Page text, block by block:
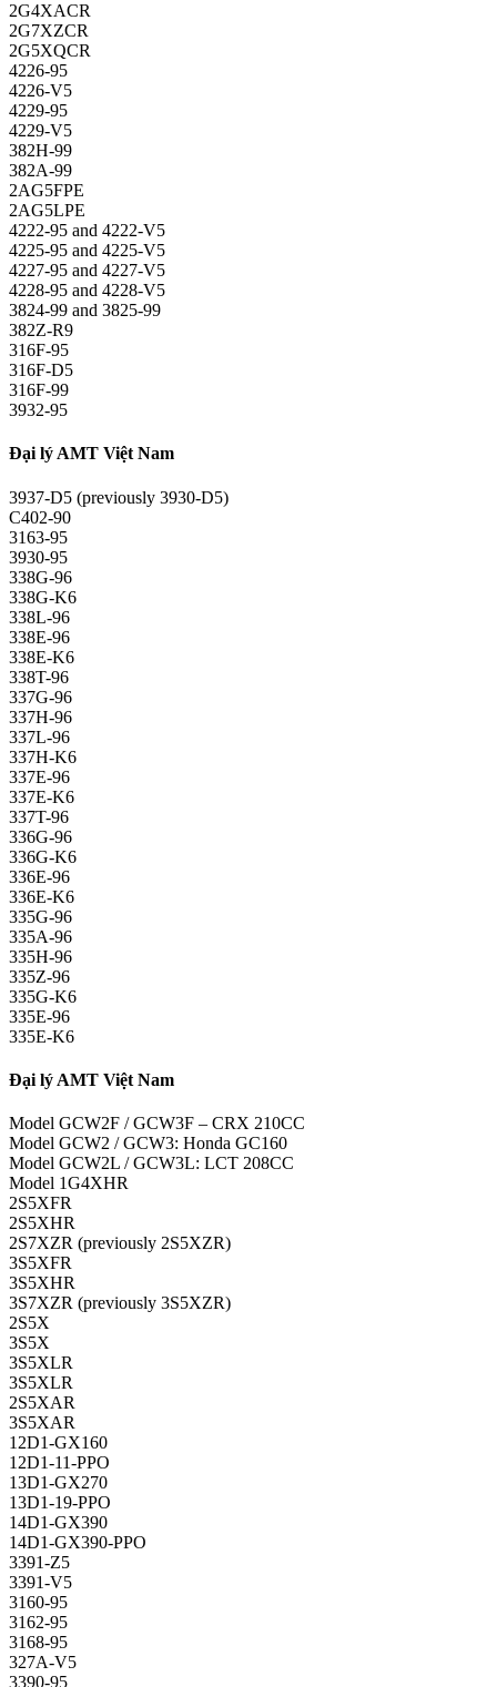
2G4XACR
2G7XZCR
2G5XQCR
4226-95
4226-V5
4229-95
4229-V5
382H-99
382A-99
2AG5FPE
2AG5LPE
4222-95 and 4222-V5
4225-95 and 4225-V5
4227-95 and 4227-V5
4228-95 and 4228-V5
3824-99 and 3825-99
382Z-R9
316F-95
316F-D5
316F-99
3932-95
Đại lý AMT Việt Nam
3937-D5 (previously 3930-D5)
C402-90
3163-95
3930-95
338G-96
338G-K6
338L-96
338E-96
338E-K6
338T-96
337G-96
337H-96
337L-96
337H-K6
337E-96
337E-K6
337T-96
336G-96
336G-K6
336E-96
336E-K6
335G-96
335A-96
335H-96
335Z-96
335G-K6
335E-96
335E-K6
Đại lý AMT Việt Nam
Model GCW2F / GCW3F – CRX 210CC
Model GCW2 / GCW3: Honda GC160
Model GCW2L / GCW3L: LCT 208CC
Model 1G4XHR
2S5XFR
2S5XHR
2S7XZR (previously 2S5XZR)
3S5XFR
3S5XHR
3S7XZR (previously 3S5XZR)
2S5X
3S5X
3S5XLR
3S5XLR
2S5XAR
3S5XAR
12D1-GX160
12D1-11-PPO
13D1-GX270
13D1-19-PPO
14D1-GX390
14D1-GX390-PPO
3391-Z5
3391-V5
3160-95
3162-95
3168-95
327A-V5
3390-95